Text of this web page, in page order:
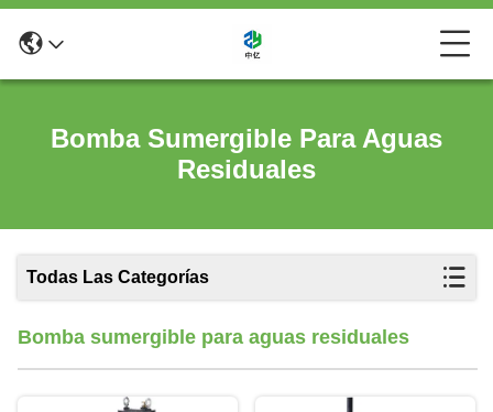
Bomba Sumergible Para Aguas
Residuales
Todas Las Categorías
Bomba sumergible para aguas residuales